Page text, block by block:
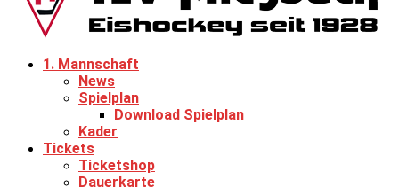
1. Mannschaft
News
Spielplan
Download Spielplan
Kader
Tickets
Ticketshop
Dauerkarte